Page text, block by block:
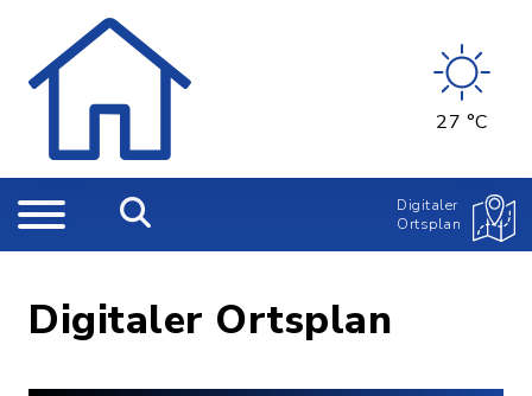
27 °C
Digitaler
Ortsplan
Digitaler Ortsplan